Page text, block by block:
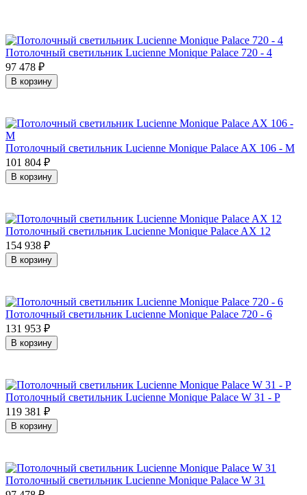
Потолочный светильник Lucienne Monique Palace 720 - 4
97 478 ₽
В корзину
Потолочный светильник Lucienne Monique Palace AX 106 - M
101 804 ₽
В корзину
Потолочный светильник Lucienne Monique Palace AX 12
154 938 ₽
В корзину
Потолочный светильник Lucienne Monique Palace 720 - 6
131 953 ₽
В корзину
Потолочный светильник Lucienne Monique Palace W 31 - P
119 381 ₽
В корзину
Потолочный светильник Lucienne Monique Palace W 31